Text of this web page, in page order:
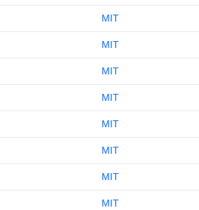
MIT
MIT
MIT
MIT
MIT
MIT
MIT
MIT